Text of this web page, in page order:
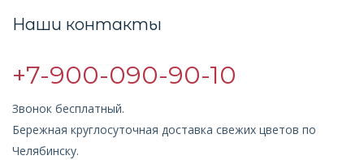
Наши контакты
+7-900-090-90-10
Звонок бесплатный.
Бережная круглосуточная доставка свежих цветов по
Челябинску.